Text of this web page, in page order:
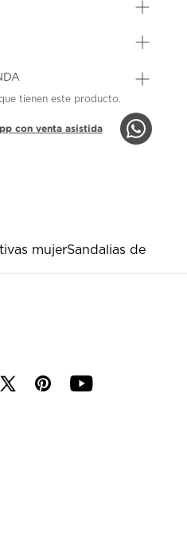
tienen este producto.
con venta asistida
mujerSandalias de
p y